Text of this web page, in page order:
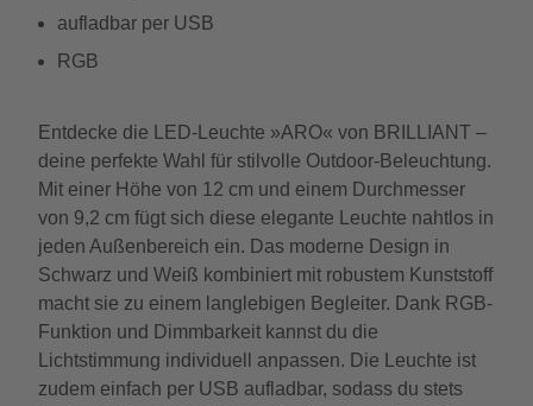
aufladbar per USB
RGB
Entdecke die LED-Leuchte »ARO« von BRILLIANT –
deine perfekte Wahl für stilvolle Outdoor-Beleuchtung.
Mit einer Höhe von 12 cm und einem Durchmesser
von 9,2 cm fügt sich diese elegante Leuchte nahtlos in
jeden Außenbereich ein. Das moderne Design in
Schwarz und Weiß kombiniert mit robustem Kunststoff
macht sie zu einem langlebigen Begleiter. Dank RGB-
Funktion und Dimmbarkeit kannst du die
Lichtstimmung individuell anpassen. Die Leuchte ist
zudem einfach per USB aufladbar, sodass du stets